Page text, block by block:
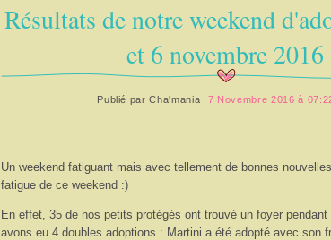
Résultats de notre weekend
et 6 novembre 2016
Publié parCha'mania 7 Novembre 2016 à
Un weekend fatiguant mais avec tellement de bonnes
fatigue de ce weekend :)
En effet, 35 de nos petits protégés ont trouvé un foyer pendant
avons eu 4 doubles adoptions : Martini a été adopté avec son